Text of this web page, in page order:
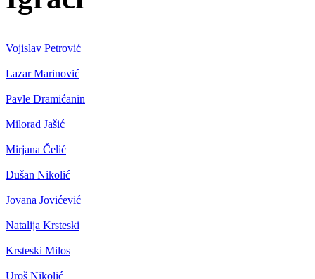
Vojislav Petrović
Lazar Marinović
Pavle Dramićanin
Milorad Jašić
Mirjana Čelić
Dušan Nikolić
Jovana Jovićević
Natalija Krsteski
Krsteski Milos
Uroš Nikolić